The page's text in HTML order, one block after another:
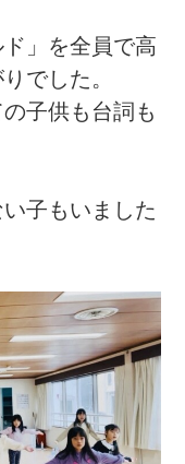
ド」を全員で高
でした。
子供も台詞も
子もいました